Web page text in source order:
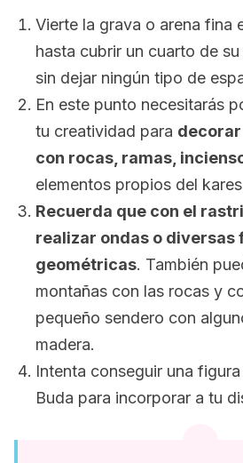
Vierte la grava o arena fina
hasta cubrir un cuarto de
sin dejar ningún tipo de
En este punto necesitarás
tu creatividad para
con rocas, ramas,
elementos propios del
Recuerda que con el
realizar ondas o diversas
geométricas. También
montañas con las rocas y
pequeño sendero con
madera.
Intenta conseguir una
Buda para incorporar a tu